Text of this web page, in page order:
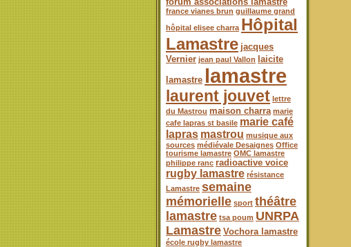
france vianes brun guillaume grand
hôpital elisee charra Hôpital
Lamastre jacques
Vernier jean paul Vallon
laicite
lamastre lamastre
laurent jouvet lettre
du Mastrou maison charra marie
cafe lapras st basile marie café
lapras mastrou musique aux
sources médiévale Desaignes Office
tourisme lamastre OMC lamastre
philippe ranc radioactive voice
rugby lamastre résistance
Lamastre semaine
mémorielle sport théâtre
lamastre tsa poum UNRPA
Lamastre Vochora lamastre
école rugby lamastre